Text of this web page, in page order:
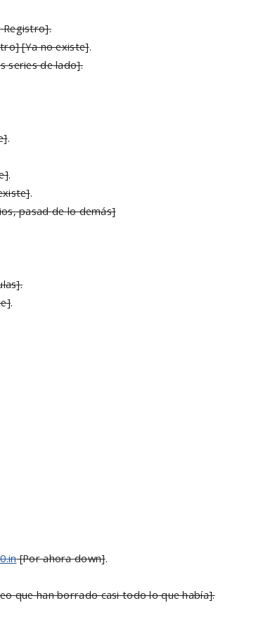
[Ya no existe].
series de lado].
.
.
.
pasad de lo demás]
.
.
[Por ahora down].
que han borrado casi todo lo que había].